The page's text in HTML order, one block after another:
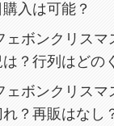
入は可能？
ェボンクリスマ
？行列はどの
ェボンクリスマ
？再販はなし